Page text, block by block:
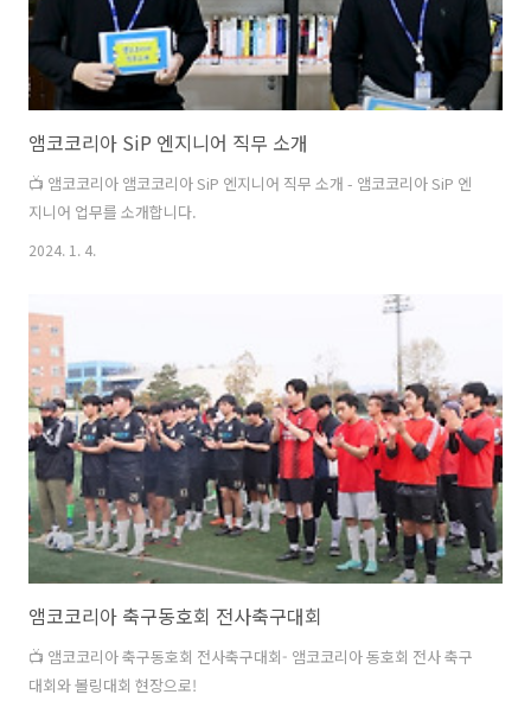
앰코코리아 SiP 엔지니어 직무 소개
📺 앰코코리아 앰코코리아 SiP 엔지니어 직무 소개 - 앰코코리아 SiP 엔
지니어 업무를 소개합니다.
2024. 1. 4.
앰코코리아 축구동호회 전사축구대회
📺 앰코코리아 축구동호회 전사축구대회- 앰코코리아 동호회 전사 축구
대회와 볼링대회 현장으로!